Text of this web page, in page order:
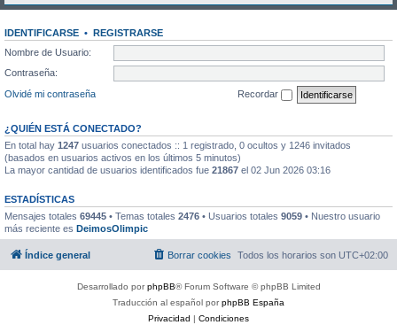
IDENTIFICARSE • REGISTRARSE
Nombre de Usuario:
Contraseña:
Olvidé mi contraseña
Recordar
¿QUIÉN ESTÁ CONECTADO?
En total hay 1247 usuarios conectados :: 1 registrado, 0 ocultos y 1246 invitados
(basados en usuarios activos en los últimos 5 minutos)
La mayor cantidad de usuarios identificados fue 21867 el 02 Jun 2026 03:16
ESTADÍSTICAS
Mensajes totales 69445 • Temas totales 2476 • Usuarios totales 9059 • Nuestro usuario
más reciente es DeimosOlimpic
Índice general Todos los horarios son UTC+02:00
Borrar cookies
Desarrollado porphpBB® Forum Software © phpBB Limited
Traducción al español porphpBB España
Privacidad | Condiciones